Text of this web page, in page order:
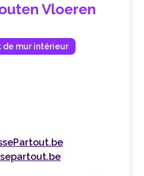
Vloeren
de mur intérieur